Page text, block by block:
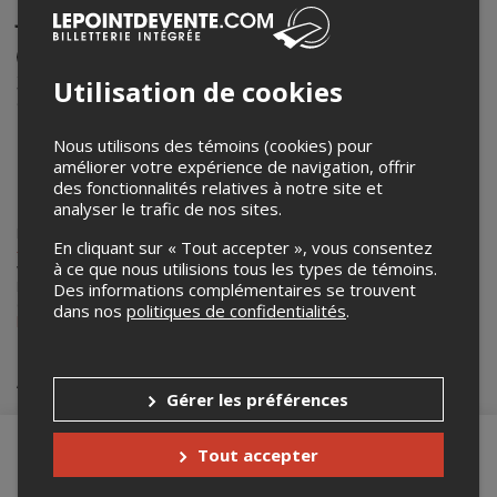
Jacques-Cartier
31 août 2025
9h00 – 16h30
Parc national de la Jacques-Cartier, Stoneham-et-
Tewkesbury, QC,
2640 Boul Laurier,Québec,QC,Canada
- Bureau de la vie étudiantedans le cadre de l’affichage en ligne et la
vente de billets pour ses événements.
Pour plus d’information à propos de cet événement, veuillez
contacter l’organisateur de l’événement,Université Laval - Bureau de
la vie étudiante , àinformation@bve.ulaval.ca.
Achat de billets
Utilisation de cookies
Nous utilisons des témoins (cookies) pour
améliorer votre expérience de navigation, offrir
des fonctionnalités relatives à notre site et
analyser le trafic de nos sites.
En cliquant sur « Tout accepter », vous consentez
à ce que nous utilisions tous les types de témoins.
Des informations complémentaires se trouvent
dans nos politiques de confidentialités.
Gérer les préférences
Tout accepter